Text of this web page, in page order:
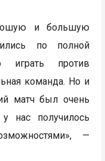
и большую
по полной
играть против
команда. Но и
матч был очень
нас получилось
—